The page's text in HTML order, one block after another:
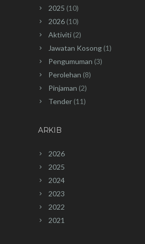
2025 (10)
2026 (10)
Aktiviti (2)
Jawatan Kosong (1)
Pengumuman (3)
Perolehan (8)
Pinjaman (2)
Tender (11)
ARKIB
2026
2025
2024
2023
2022
2021